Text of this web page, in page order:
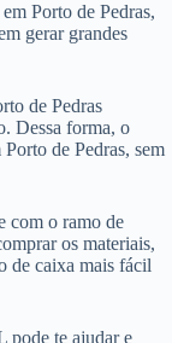
Porto de Pedras,
gerar grandes
de Pedras
Dessa forma, o
de Pedras, sem
com o ramo de
os materiais,
de caixa mais fácil
pode te ajudar e